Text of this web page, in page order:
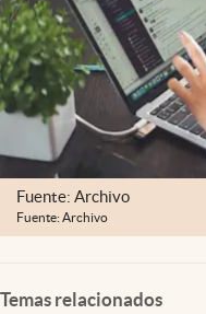
Fuente: Archivo
Fuente: Archivo
Temas relacionados